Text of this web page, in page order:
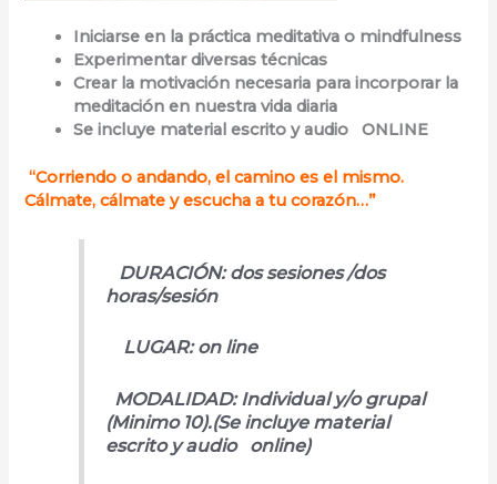
Iniciarse en la práctica meditativa o mindfulness
Experimentar diversas técnicas
Crear la motivación necesaria para incorporar la
meditación en nuestra vida diaria
Se incluye material escrito y audio ONLINE
“Corriendo o andando, el camino es el mismo.
Cálmate, cálmate y escucha a tu corazón…”
DURACIÓN: dos sesiones /dos
horas/sesión
LUGAR: on line
MODALIDAD: Individual y/o grupal
(Minimo 10).(Se incluye material
escrito y audio online)